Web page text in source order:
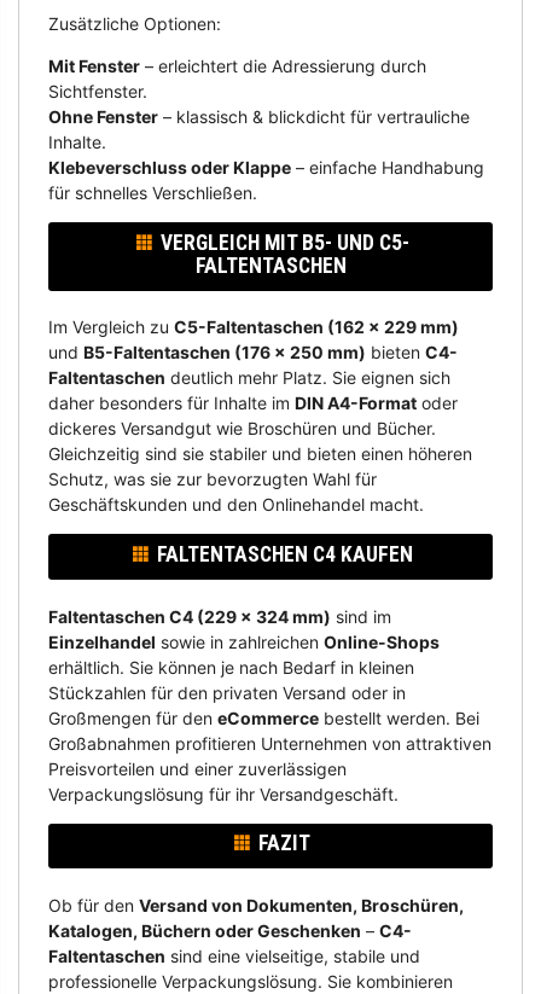
Zusätzliche Optionen:
Mit Fenster– erleichtert die Adressierung durch
Sichtfenster.
Ohne Fenster– klassisch & blickdicht für vertrauliche
Inhalte.
Klebeverschluss oder Klappe– einfache Handhabung
für schnelles Verschließen.
VERGLEICH MIT B5- UND C5-
FALTENTASCHEN
Im Vergleich zu C5-Faltentaschen (162 x 229 mm)
und B5-Faltentaschen (176 x 250 mm) bieten C4-
Faltentaschen deutlich mehr Platz. Sie eignen sich
daher besonders für Inhalte im DIN A4-Formatoder
dickeres Versandgut wie Broschüren und Bücher.
Gleichzeitig sind sie stabiler und bieten einen höheren
Schutz, was sie zur bevorzugten Wahl für
Geschäftskunden und den Onlinehandel macht.
FALTENTASCHEN C4 KAUFEN
Faltentaschen C4 (229 x 324 mm) sind im
Einzelhandel sowie in zahlreichen Online-Shops
erhältlich. Sie können je nach Bedarf in kleinen
Stückzahlen für den privaten Versand oder in
Großmengen für den eCommercebestellt werden. Bei
Großabnahmen profitieren Unternehmen von attraktiven
Preisvorteilen und einer zuverlässigen
Verpackungslösung für ihr Versandgeschäft.
FAZIT
Ob für den Versand von Dokumenten, Broschüren,
Katalogen, Büchern oder Geschenken – C4-
Faltentaschen sind eine vielseitige, stabile und
professionelle Verpackungslösung. Sie kombinieren